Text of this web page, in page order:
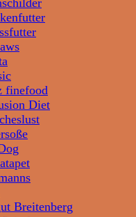
finefood
Diet
Breitenberg